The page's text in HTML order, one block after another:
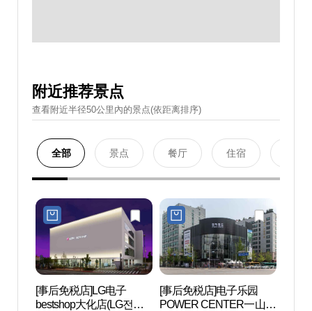
附近推荐景点
查看附近半径50公里內的景点(依距离排序)
全部 景点 餐厅 住宿
[事后免税店]LG电子
bestshop大化店(LG전자
[事后免税店]电子乐园
POWER CENTER一山店